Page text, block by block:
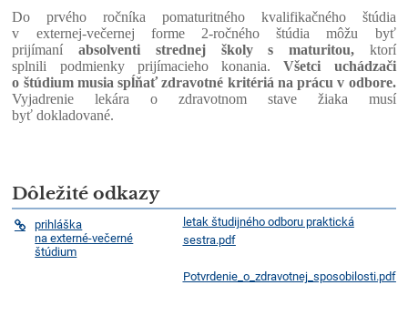
Do prvého ročníka pomaturitného kvalifikačného štúdia
v externej-večernej forme 2-ročného štúdia môžu byť
prijímaníabsolventi strednej školy s maturitou,ktorí
splnili podmienky prijímacieho konania.Všetci uchádzači
o štúdium musia spĺňať zdravotné kritériá na prácu v odbore.
Vyjadrenie lekára o zdravotnom stave žiaka musí
byť dokladované.
Dôležité odkazy
prihláška
na externé-večerné
štúdium
letak študijného odboru praktická
sestra.pdf
Potvrdenie_o_zdravotnej_sposobilosti.pdf